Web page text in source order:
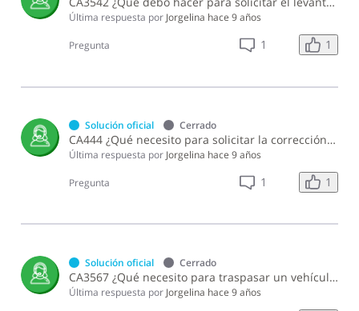
Última respuesta por Jorgelina hace 9 años
Pregunta 1 1
Solución oficial Cerrado
CA444 ¿Qué necesito para solicitar la corrección de la marca, modelo, color, chasis y otros datos en la matrícula de un vehículo de motor, tráiler o remolque ?
Última respuesta por Jorgelina hace 9 años
Pregunta 1 1
Solución oficial Cerrado
CA3567 ¿Qué necesito para traspasar un vehículo de motor que fue donado?
Última respuesta por Jorgelina hace 9 años